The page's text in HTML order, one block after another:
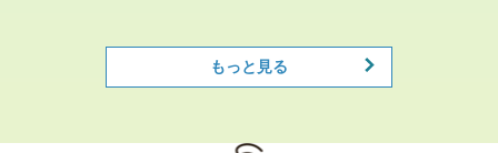
もっと見る